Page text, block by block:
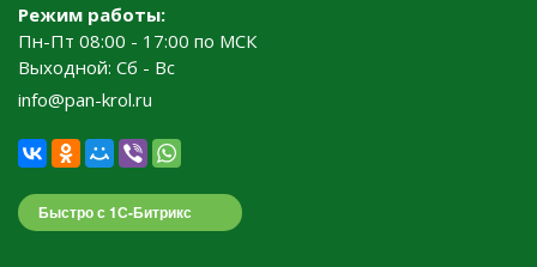
Режим работы:
Пн-Пт 08:00 - 17:00 по МСК
Выходной: Сб - Вс
info@pan-krol.ru
Быстро с 1С-Битрикс